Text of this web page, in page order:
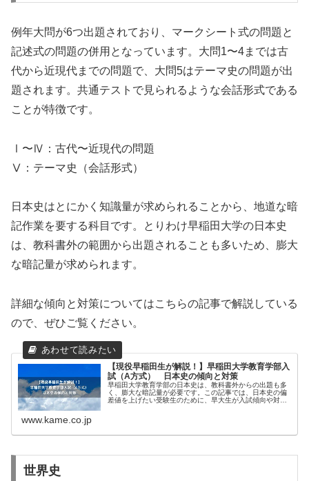
例年大問が6つ出題されており、マークシート式の問題と
記述式の問題の併用となっています。大問1〜4までは古
代から近現代までの問題で、大問5はテーマ史の問題が出
題されます。共通テストで見られるような会話形式である
ことが特徴です。
Ⅰ〜Ⅳ：古代〜近現代の問題
Ⅴ：テーマ史（会話形式）
日本史はとにかく知識量が求められることから、地道な暗
記作業を要する科目です。とりわけ早稲田大学の日本史
は、教科書外の範囲から出題されることも多いため、膨大
な暗記量が求められます。
詳細な傾向と対策についてはこちらの記事で解説している
ので、ぜひご覧ください。
【現役早稲田生が解説！】早稲田大学教育学部入
試（A方式） 日本史の傾向と対策
早稲田大学教育学部の日本史は、教科書外からの出題も多
く、膨大な暗記量が必要です。この記事では、日本史の偏
差値を上げたい受験生のために、早大生が入試傾向や対策
www.kame.co.jp
世界史